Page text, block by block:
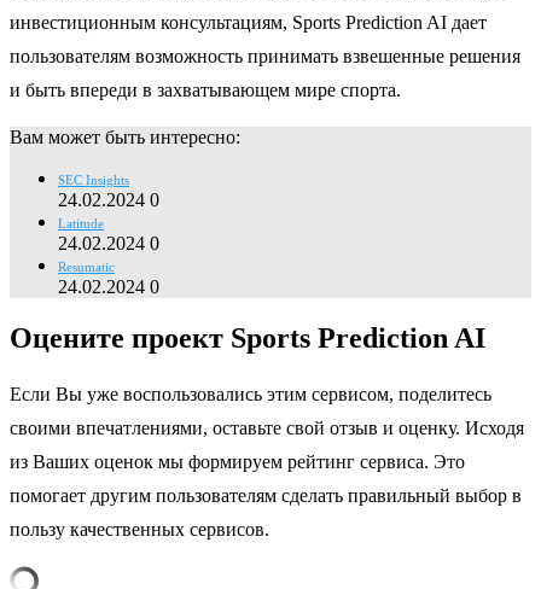
инвестиционным консультациям, Sports Prediction AI дает
пользователям возможность принимать взвешенные решения
и быть впереди в захватывающем мире спорта.
Вам может быть интересно:
SEC Insights
24.02.2024 0
Latitude
24.02.2024 0
Resumatic
24.02.2024 0
Оцените проект Sports Prediction AI
Если Вы уже воспользовались этим сервисом, поделитесь
своими впечатлениями, оставьте свой отзыв и оценку. Исходя
из Ваших оценок мы формируем рейтинг сервиса. Это
помогает другим пользователям сделать правильный выбор в
пользу качественных сервисов.